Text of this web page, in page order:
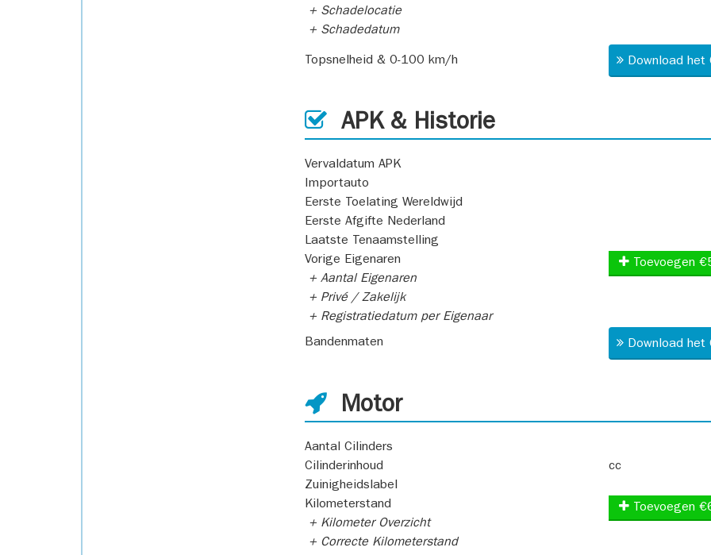
+ Schadelocatie
+ Schadedatum
Topsnelheid & 0-100 km/h Download
APK & Historie
Vervaldatum APK
Importauto
Eerste Toelating Wereldwijd
Eerste Afgifte Nederland
Laatste Tenaamstelling
Vorige Eigenaren
+ Aantal Eigenaren
+ Privé / Zakelijk
+ Registratiedatum per Eigenaar
Toevoegen
Bandenmaten Download
Motor
Aantal Cilinders
Cilinderinhoud
cc
Zuinigheidslabel
Kilometerstand
+ Kilometer Overzicht
+ Correcte Kilometerstand
Toevoegen